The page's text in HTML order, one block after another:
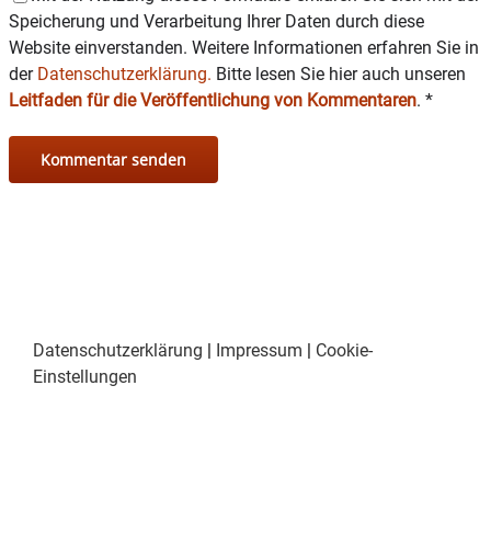
Speicherung und Verarbeitung Ihrer Daten durch diese
Website einverstanden. Weitere Informationen erfahren Sie in
der Datenschutzerklärung. Bitte lesen Sie hier auch unseren
Leitfaden für die Veröffentlichung von Kommentaren. *
Datenschutzerklärung | Impressum | Cookie-
Einstellungen